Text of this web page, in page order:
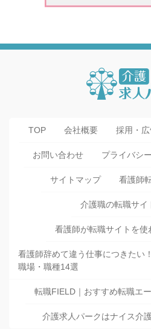
TOP 会社概要 採用・
お問い合わせ プライバシ
サイトマップ 看護師
介護職の転職サイ
看護師が転職サイトを使
看護師辞めて違う仕事につきたい
職場・職種14選
転職FIELD｜おすすめ転職エ
介護求人パークはナイス介